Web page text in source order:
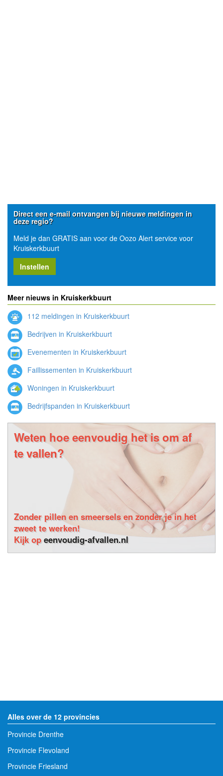
Direct een e-mail ontvangen bij nieuwe meldingen in
deze regio?
Meld je dan GRATIS aan voor de Oozo Alert service voor
Kruiskerkbuurt
Instellen
Meer nieuws in Kruiskerkbuurt
112 meldingen in Kruiskerkbuurt
Bedrijven in Kruiskerkbuurt
Evenementen in Kruiskerkbuurt
Faillissementen in Kruiskerkbuurt
Woningen in Kruiskerkbuurt
Bedrijfspanden in Kruiskerkbuurt
Weten hoe eenvoudig het is om af
te vallen?
Zonder pillen en smeersels en zonder je in het
zweet te werken!
Kijk opeenvoudig-afvallen.nl
Alles over de 12 provincies
Provincie Drenthe
Provincie Flevoland
Provincie Friesland